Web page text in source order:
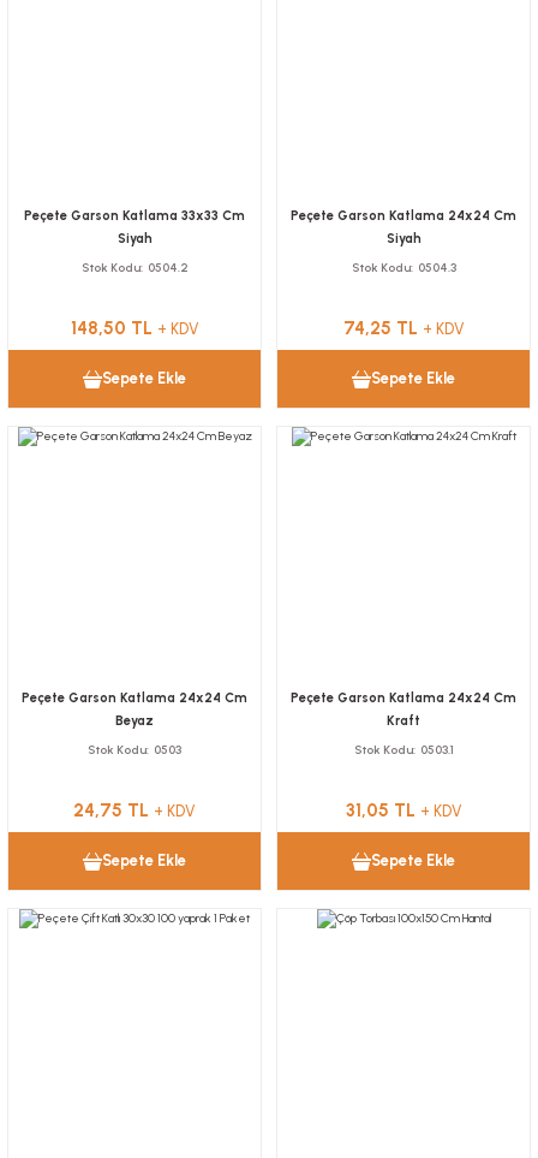
Peçete Garson Katlama 33x33 Cm
Siyah
Stok Kodu 0504.2
148,50 TL + KDV
Sepete Ekle
Peçete Garson Katlama 24x24 Cm
Siyah
Stok Kodu 0504.3
74,25 TL + KDV
Sepete Ekle
Peçete Garson Katlama 24x24 Cm
Beyaz
Stok Kodu 0503
24,75 TL + KDV
Sepete Ekle
Peçete Garson Katlama 24x24 Cm
Kraft
Stok Kodu 0503.1
31,05 TL + KDV
Sepete Ekle